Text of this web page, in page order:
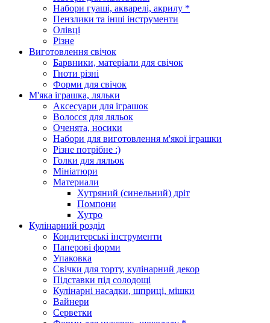
Набори гуаші, акварелі, акрилу *
Пензлики та інші інструменти
Олівці
Різне
Виготовлення свічок
Барвники, матеріали для свічок
Гноти різні
Форми для свічок
М'яка іграшка, ляльки
Аксесуари для іграшок
Волосся для ляльок
Оченята, носики
Набори для виготовлення м'якої іграшки
Різне потрібне :)
Голки для ляльок
Мініатюри
Материали
Хутряний (синельний) дріт
Помпони
Хутро
Кулінарний розділ
Кондитерські інструменти
Паперові форми
Упаковка
Свічки для торту, кулінарний декор
Підставки під солодощі
Кулінарні насадки, шприці, мішки
Вайнери
Серветки